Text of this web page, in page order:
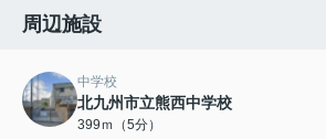
周辺施設
中学校
北九州市立熊西中学校
399ｍ（5分）